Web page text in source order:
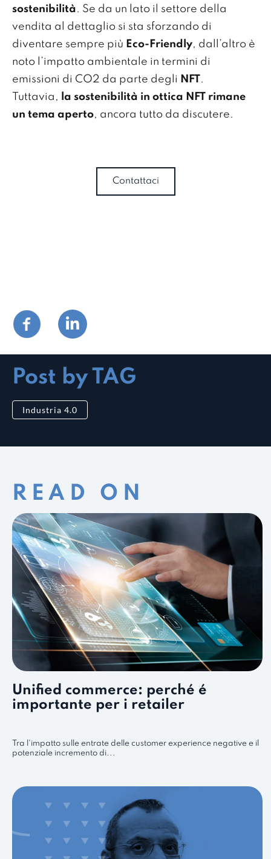
sostenibilità. Se da un lato il settore della
vendita al dettaglio si sta sforzando di
diventare sempre più Eco-Friendly, dall’altro è
noto l’impatto ambientale in termini di
emissioni di CO2 da parte degli NFT.
Tuttavia,
la sostenibilità in ottica NFT rimane
un tema aperto, ancora tutto da discutere.
Contattaci
Post by TAG
Industria 4.0
READ ON
Unified commerce: perché é
importante per i retailer
Tra l'impatto sulle entrate delle customer experience negative e il
potenziale incremento di...